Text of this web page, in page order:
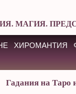
МАГИЯ.
ХИРОМАНТИЯ
Гадания на Таро